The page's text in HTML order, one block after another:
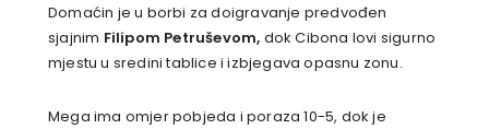
Domaćin je u borbi za doigravanje predvođen
sjajnim Filipom Petruševom, dok Cibona lovi sigurno
mjestu u sredini tablice i izbjegava opasnu zonu.
Mega ima omjer pobjeda i poraza 10-5, dok je